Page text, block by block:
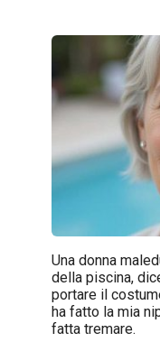
Una donna
della piscina,
portare il
ha fatto la mia
fatta tremare.